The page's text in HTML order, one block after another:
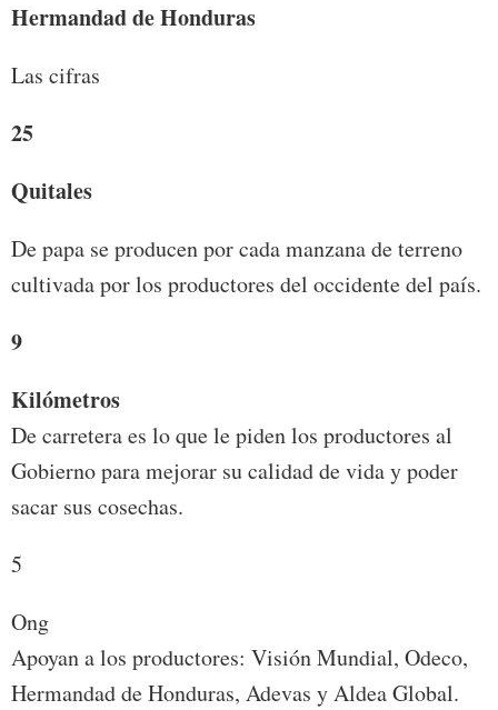
Hermandad de Honduras
Las cifras
25
Quitales
De papa se producen por cada manzana de terreno
cultivada por los productores del occidente del país.
9
Kilómetros
De carretera es lo que le piden los productores al
Gobierno para mejorar su calidad de vida y poder
sacar sus cosechas.
5
Ong
Apoyan a los productores: Visión Mundial, Odeco,
Hermandad de Honduras, Adevas y Aldea Global.